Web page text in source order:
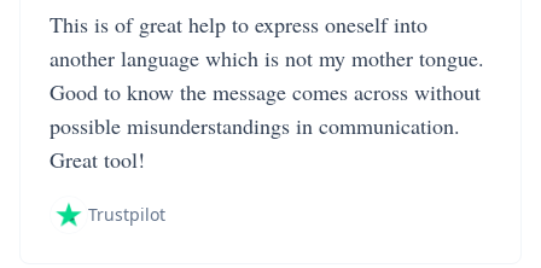
This is of great help to express oneself into
another language which is not my mother tongue.
Good to know the message comes across without
possible misunderstandings in communication.
Great tool!
Trustpilot